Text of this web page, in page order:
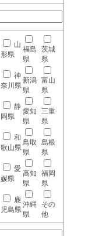
山
形県
福島
県
茨城
県
神
奈川県
新潟
県
富山
県
静
岡県
愛知
県
三重
県
和
歌山県
鳥取
県
島根
県
愛
媛県
高知
県
福岡
県
鹿
児島県
沖縄
県
その
他